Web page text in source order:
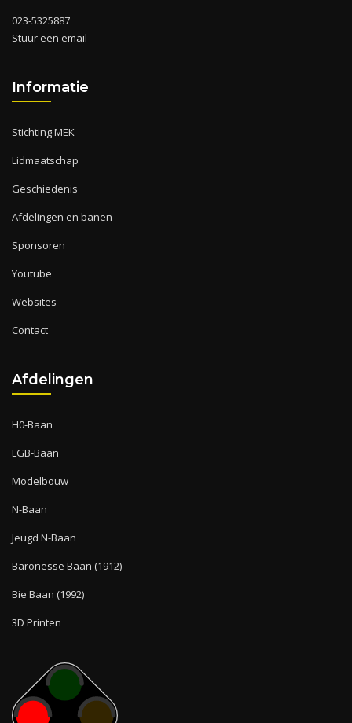
023-5325887
Stuur een email
Informatie
Stichting MEK
Lidmaatschap
Geschiedenis
Afdelingen en banen
Sponsoren
Youtube
Websites
Contact
Afdelingen
H0-Baan
LGB-Baan
Modelbouw
N-Baan
Jeugd N-Baan
Baronesse Baan (1912)
Bie Baan (1992)
3D Printen